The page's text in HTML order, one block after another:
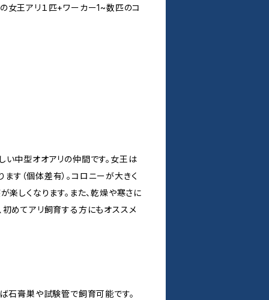
王アリ１匹+ワーカー1~数匹のコ
い中型オオアリの仲間です。女王は
（個体差有）。コロニーが大きく
楽しくなります。また、乾燥や寒さに
めてアリ飼育する方にもオススメ
石膏巣や試験管で飼育可能です。